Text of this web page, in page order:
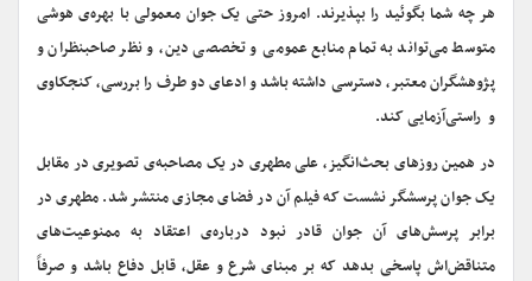
هر چه شما بگوئید را بپذیرند. امروز حتی یک جوان معمولی با بهره‌ی هوشی
متوسط می‌تواند به تمام منابع عمومی و تخصصی دین، و نظر صاحبنظران و
پژوهشگران معتبر، دسترسی داشته باشد و ادعای دو طرف را بررسی، کنجکاوی
و راستی‌آزمایی کند.
در همین روزهای بحث‌انگیز، علی مطهری در یک مصاحبه‌ی تصویری در مقابل
یک جوان پرسشگر نشست که فیلم آن در فضای مجازی منتشر شد. مطهری در
برابر پرسش‌های آن جوان قادر نبود درباره‌ی اعتقاد به ممنوعیت‌های
متناقض‌اش پاسخی بدهد که بر مبنای شرع و عقل، قابل دفاع باشد و صرفاً